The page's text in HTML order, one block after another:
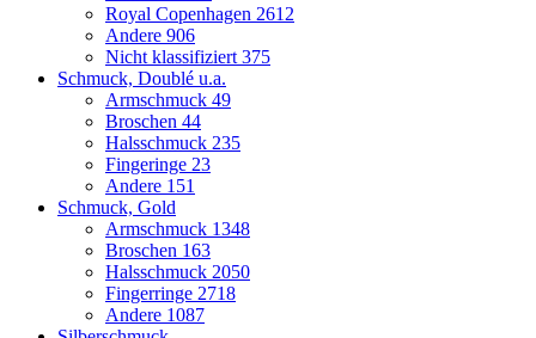
Royal Copenhagen 2612
Andere 906
Nicht klassifiziert 375
Schmuck, Doublé u.a.
Armschmuck 49
Broschen 44
Halsschmuck 235
Fingeringe 23
Andere 151
Schmuck, Gold
Armschmuck 1348
Broschen 163
Halsschmuck 2050
Fingerringe 2718
Andere 1087